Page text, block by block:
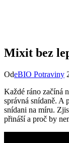
Mixit bez
OdeBIO Potraviny
Každé ráno začíná
správná snídaně. A
snídani na míru.
přináší a proč by